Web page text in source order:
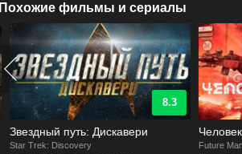
Похожие фильмы и сериалы
8.3
Звездный путь: Дискавери
Star Trek: Discovery
Человек
Future Man